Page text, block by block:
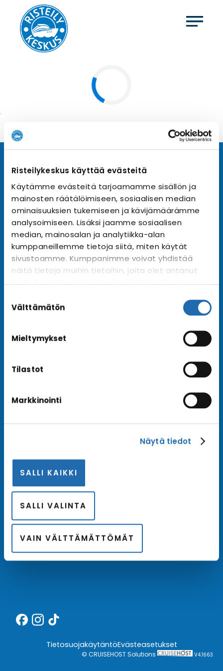
Risteilykeskus käyttää evästeitä
Käytämme evästeitä tarjoamamme sisällön ja
mainosten räätälöimiseen, sosiaalisen median
ominaisuuksien tukemiseen ja kävijämäärämme
analysoimiseen. Lisäksi jaamme sosiaalisen
median, mainosalan ja analytiikka-alan
kumppaneillemme tietoja siitä, miten käytät
sivustoamme. Kumppanimme voivat yhdistää
näitä tietoja muihin tietoihin, joita olet antanut
evästeasetuksiesi hyväksyntää sivuston
linkistä.
valinta
Välttämätön
Mieltymykset
Tilastot
Markkinointi
Näytä tiedot
SALLI KAIKKI
SALLI VALINTA
VAIN VÄLTTÄMÄTTÖMÄT
Tilaa uutiskirje
Tilaa Risteilykeskuksen uutiskirje sähköpostiisi. Saat
samalla ensimmäisten joukossa tiedot eri
varustamoiden tarjouksista ja kampanjaeduista.
Tilaa uutiskirje
Arkisto →
Ota yhteyttä
Lähetä tarjouspyyntö
Usein kysyttyä
Meistä
Kotimainen asiantuntija
Hintatakuu
Finnair Plus
TietosuojakäytäntöEvästeasetukset
© CRUISEHOST Solutions V4.1663